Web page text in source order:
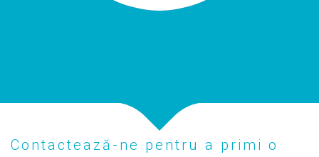
Contactează-ne pentru a primi o